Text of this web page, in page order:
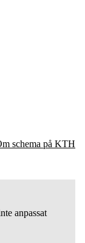
schema på KTH
anpassat